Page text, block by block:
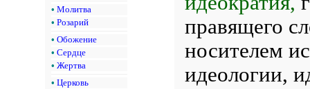
• Молитва
• Розарий
• Обожение
• Сердце
• Жертва
• Церковь
правящего
носителем
идеологии,